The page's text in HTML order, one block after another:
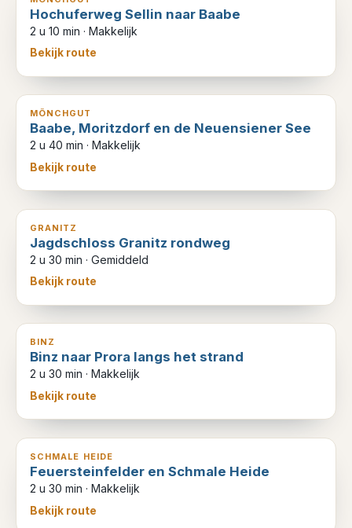
Hochuferweg Sellin naar Baabe
2 u 10 min · Makkelijk
Bekijk route
9km
MÖNCHGUT
Baabe, Moritzdorf en de Neuensiener See
2 u 40 min · Makkelijk
Bekijk route
8km
GRANITZ
Jagdschloss Granitz rondweg
2 u 30 min · Gemiddeld
Bekijk route
9km
BINZ
Binz naar Prora langs het strand
2 u 30 min · Makkelijk
Bekijk route
8km
SCHMALE HEIDE
Feuersteinfelder en Schmale Heide
2 u 30 min · Makkelijk
Bekijk route